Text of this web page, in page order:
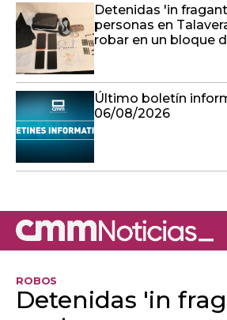
Último boletín
06/08/2026
Detenidas 'in
cuatro personas
Talavera cuando
robar en un